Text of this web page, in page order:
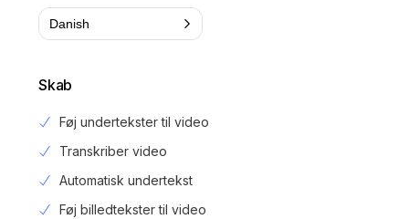
Danish
Skab
Føj undertekster til video
Transkriber video
Automatisk undertekst
Føj billedtekster til video